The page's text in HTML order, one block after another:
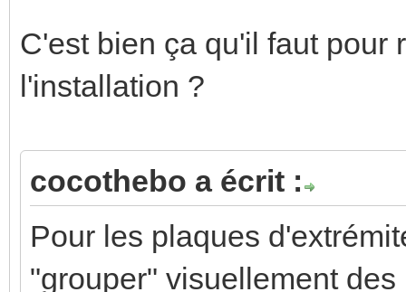
C'est bien ça qu'il faut pour
l'installation ?
cocothebo a écrit :
Pour les plaques
"grouper" visuellement